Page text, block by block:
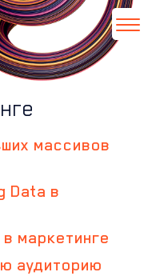
массивов
Data в
маркетинге
аудиторию